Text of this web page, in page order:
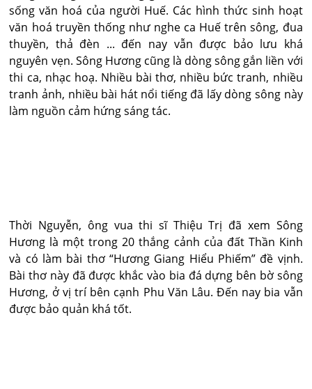
sống văn hoá của người Huế. Các hình thức sinh hoạt
văn hoá truyền thống như nghe ca Huế trên sông, đua
thuyền, thả đèn ... đến nay vẫn được bảo lưu khá
nguyên vẹn. Sông Hương cũng là dòng sông gắn liền với
thi ca, nhạc hoạ. Nhiều bài thơ, nhiều bức tranh, nhiều
tranh ảnh, nhiều bài hát nổi tiếng đã lấy dòng sông này
làm nguồn cảm hứng sáng tác.
Thời Nguyễn, ông vua thi sĩ Thiệu Trị đã xem Sông
Hương là một trong 20 thắng cảnh của đất Thần Kinh
và có làm bài thơ “Hương Giang Hiểu Phiếm” đề vịnh.
Bài thơ này đã được khắc vào bia đá dựng bên bờ sông
Hương, ở vị trí bên cạnh Phu Văn Lâu. Đến nay bia vẫn
được bảo quản khá tốt.